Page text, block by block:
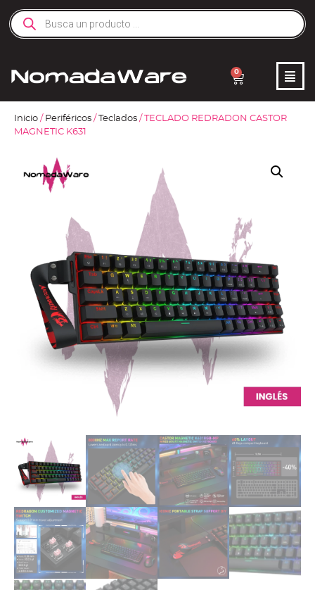
0
Inicio / Periféricos / Teclados / TECLADO REDRADON CASTOR
MAGNETIC K631